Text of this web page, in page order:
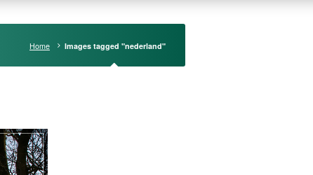
Home Images tagged "nederland"